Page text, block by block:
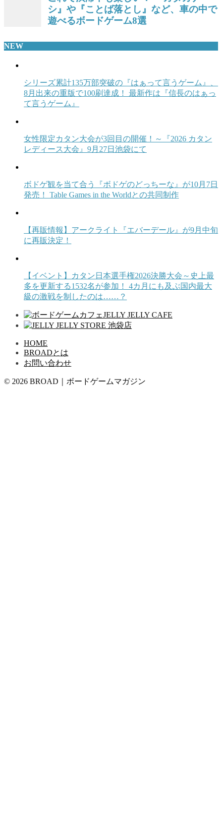
NEW
シリーズ累計135万部突破の『はぁって言うゲーム』、
8月出来の重版で100刷達成！ 最新作は『信長のはぁっ
て言うゲーム』
女性限定カタン大会が3回目の開催！～『2026 カタン
レディース大会』9月27日池袋にて
ボドゲ観を当て合う『ボドゲのどっちーな』が10月7日
発売！ Table Games in the Worldとの共同制作
【再販情報】アークライト『エバーデール』が9月中旬
に再販決定！
【イベント】カタン日本選手権2026決勝大会～史上最
多を更新する1532名が参加！ 4カ月にも及ぶ国内最大
級の激戦を制したのは……？
HOME
BROADとは
お問い合わせ
© 2026 BROAD｜ボードゲームマガジン